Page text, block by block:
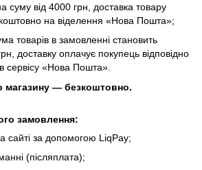
суму від 4000 грн, доставка товару
на віделення «Нова Пошта»;
товарів в замовленні становить
доставку оплачує покупець відповідно
сервісу «Нова Пошта».
магазину — безкоштовно.
замовлення:
сайті за допомогою LiqPay;
(післяплата);